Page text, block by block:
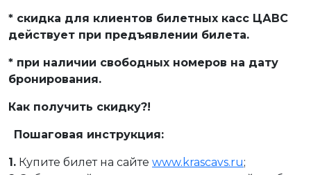
* скидка для клиентов билетных касс ЦАВС
действует при предъявлении билета.
* при наличии свободных номеров на дату
бронирования.
Как получить скидку?!
Пошаговая инструкция:
1. Купите билет на сайте www.krascavs.ru;